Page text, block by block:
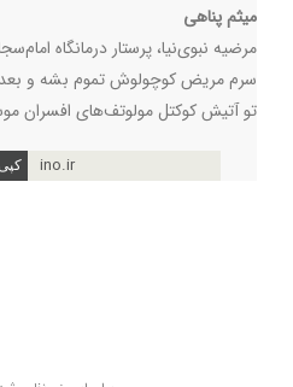
میثم پناهی
مرضیه نبوی‌نیا، پرستار درمانگاه
سرم مریض کوچولوش تموم بشه و بعد
تو آتیش کوکتل مولوتف‌های افسران
ino.ir